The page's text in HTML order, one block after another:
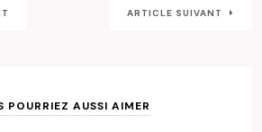
ARTICLE SUIVANT
POURRIEZ AUSSI AIMER